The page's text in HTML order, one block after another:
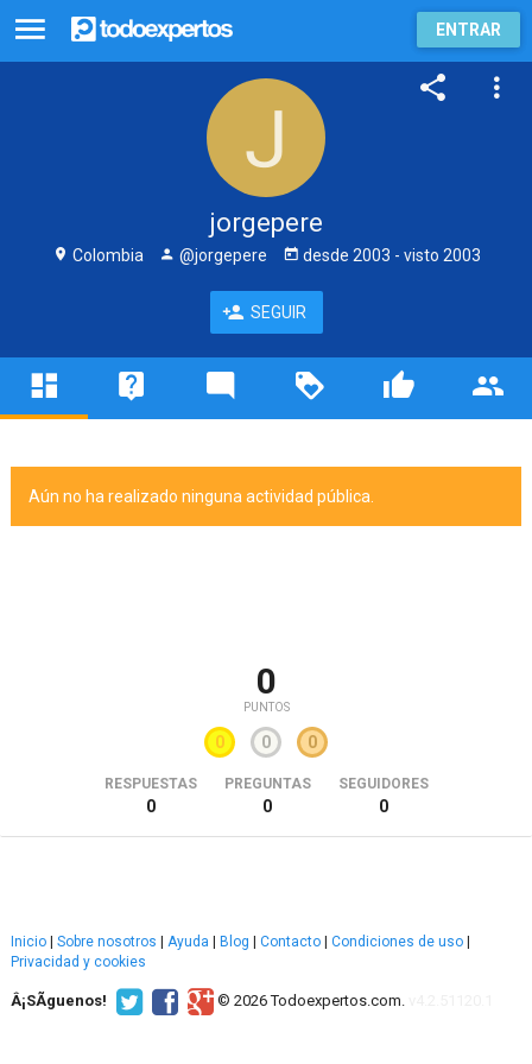
ENTRAR
jorgepere
Colombia @jorgepere desde 2003 - visto 2003
SEGUIR
Aún no ha realizado ninguna actividad pública.
0
PUNTOS
0 0 0
RESPUESTAS
0
PREGUNTAS
0
SEGUIDORES
0
Inicio Sobre nosotros Ayuda Blog Contacto Condiciones de uso
Privacidad y cookies
Â¡SÃ­guenos! © 2026 Todoexpertos.com.